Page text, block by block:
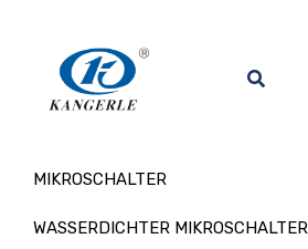
MIKROSCHALTER
WASSERDICHTER MIKROSCHALTER